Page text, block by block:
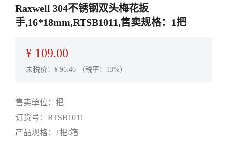
Raxwell 304不锈钢双头梅花扳
手,16*18mm,RTSB1011,售卖规格：1把
¥ 109.00
未税价：¥ 96.46 （税率：13%）
售卖单位： 把
订货号： RTSB1011
产品规格： 1把/箱